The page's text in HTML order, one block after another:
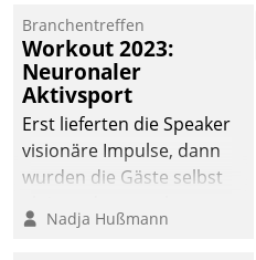
Mammutprojekte
meistern und Workloads
wuppen – bei zunehmend
anspruchsvollen
Aufgaben und
abnehmendem
Branchentreffen
Workout 2023:
Neuronaler
Aktivsport
Erst lieferten die Speaker
visionäre Impulse, dann
wurden die Gäste selbst
methodisch
Nadja Hußmann